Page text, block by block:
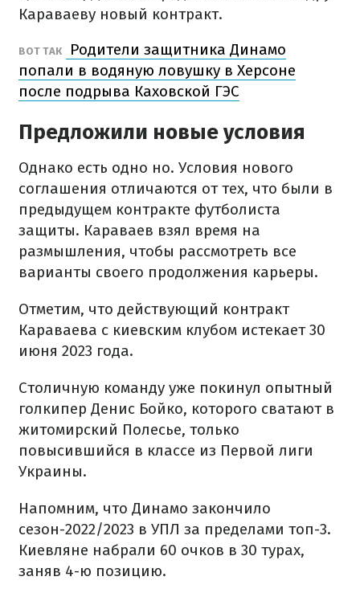
Караваеву новый контракт.
ВОТ ТАК
Родители защитника Динамо
попали в водяную ловушку в Херсоне
после подрыва Каховской ГЭС
Предложили новые условия
Однако есть одно но. Условия нового
соглашения отличаются от тех, что были в
предыдущем контракте футболиста
защиты. Караваев взял время на
размышления, чтобы рассмотреть все
варианты своего продолжения карьеры.
Отметим, что действующий контракт
Караваева с киевским клубом истекает 30
июня 2023 года.
Столичную команду уже покинул опытный
голкипер Денис Бойко, которого сватают в
житомирский Полесье, только
повысившийся в классе из Первой лиги
Украины.
Напомним, что Динамо закончило
сезон-2022/2023 в УПЛ за пределами топ-3.
Киевляне набрали 60 очков в 30 турах,
заняв 4-ю позицию.